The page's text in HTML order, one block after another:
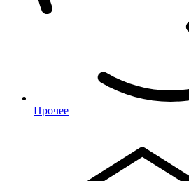
Прочее